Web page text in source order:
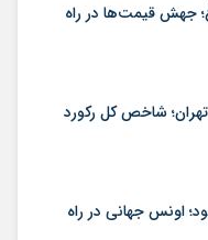
جهش قیمت‌ها در راه
شاخص کل رکورد
اونس جهانی در راه